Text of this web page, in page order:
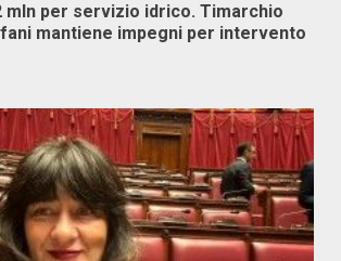
mln per servizio idrico. Timarchio
mantiene impegni per intervento